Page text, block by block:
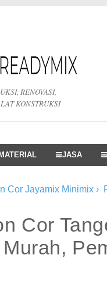
RENOVASI,
KONSTRUKSI
MATERIAL JASA
Cor Jayamix Minimix ›
Cor